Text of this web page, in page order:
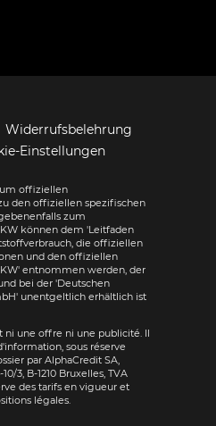
Widerrufsbelehrung
Einstellungen
offiziellen
den offiziellen spezifischen
zum
können dem 'Leitfaden
die offiziellen
und den offiziellen
entnommen werden, der
bei der 'Deutschen
unentgeltlich erhältlich ist
ni une offre ni une publicité. Il
sous réserve
par AlphaCredit SA,
3, B-1210 Bruxelles, TVA
des tarifs en vigueur et
légales.